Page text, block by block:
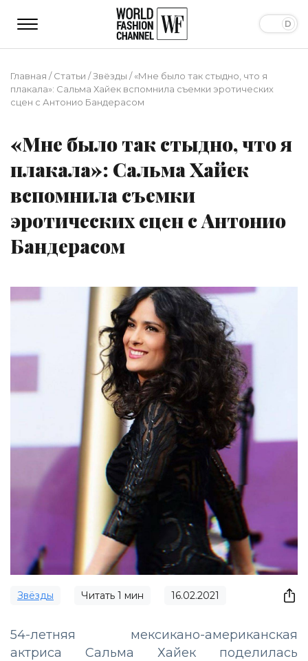
Главная /Статьи /Звёзды /«Мне было так стыдно, что я
плакала»: Сальма Хайек вспомнила съемки эротических
сцен с Антонио Бандерасом
«Мне было так стыдно, что я
плакала»: Сальма Хайек
вспомнила съемки
эротических сцен с Антонио
Бандерасом
Звёзды Читать 1 мин 16.02.2021
54-летняя мексикано-американская
актриса Сальма Хайек поделилась